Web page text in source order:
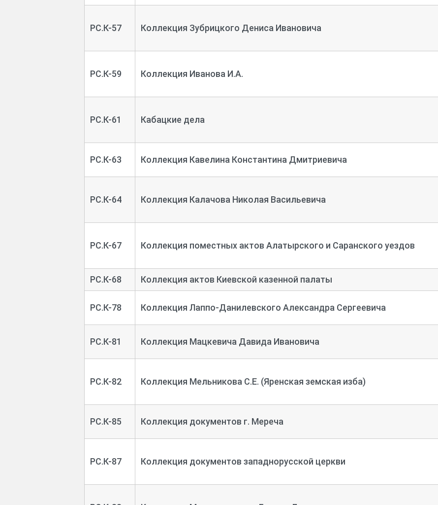
РС.К-57 Коллекция Зубрицкого Дениса Ивановича
РС.К-59 Коллекция Иванова И.А.
РС.К-61 Кабацкие дела
РС.К-63 Коллекция Кавелина Константина Дмитриевича
РС.К-64 Коллекция Калачова Николая Васильевича
РС.К-67 Коллекция поместных актов Алатырского и Саранского уездов
РС.К-68 Коллекция актов Киевской казенной палаты
РС.К-78 Коллекция Лаппо-Данилевского Александра Сергеевича
РС.К-81 Коллекция Мацкевича Давида Ивановича
РС.К-82 Коллекция Мельникова С.Е. (Яренская земская изба)
РС.К-85 Коллекция документов г. Мереча
РС.К-87 Коллекция документов западнорусской церкви